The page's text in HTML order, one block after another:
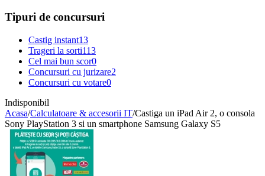
Tipuri de concursuri
Castig instant13
Trageri la sorti113
Cel mai bun scor0
Concursuri cu jurizare2
Concursuri cu votare0
Indisponibil
Acasa/Calculatoare & accesorii IT/Castiga un iPad Air 2, o consola
Sony PlayStation 3 si un smartphone Samsung Galaxy S5